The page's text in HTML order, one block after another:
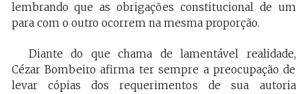
lembrando que as obrigações constitucional de um
para com o outro ocorrem na mesma proporção.
Diante do que chama de lamentável realidade,
Cézar Bombeiro afirma ter sempre a preocupação de
levar cópias dos requerimentos de sua autoria